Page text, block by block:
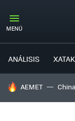
MENÚ
ANÁLISIS
HOY SE HABLA DE
AEMET China